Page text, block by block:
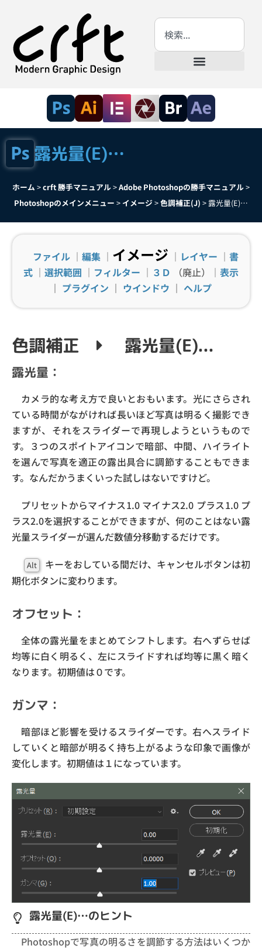
露光量(E)…
ホーム >crft 勝手マニュアル>Adobe Photoshopの勝手マニュアル>
Photoshopのメインメニュー > イメージ >色調補正(J) > 露光量(E)…
ファイル ｜ 編集 ｜ イメージ ｜ レイヤー ｜ 書
式 ｜ 選択範囲 ｜ フィルター ｜ ３Ｄ （廃止）｜ 表示
｜ プラグイン ｜ ウインドウ ｜ ヘルプ
色調補正 露光量(E)...
露光量：
カメラ的な考え方で良いとおもいます。光にさらされ
ている時間がながければ長いほど写真は明るく撮影でき
ますが、それをスライダーで再現しようというもので
す。３つのスポイトアイコンで暗部、中間、ハイライト
を選んで写真を適正の露出具合に調節することもできま
す。なんだかうまくいった試しはないですけど。
プリセットからマイナス1.0 マイナス2.0 プラス1.0 プ
ラス2.0を選択することができますが、何のことはない露
光量スライダーが選んだ数値分移動するだけです。
Alt
キーをおしている間だけ、キャンセルボタンは初
期化ボタンに変わります。
オフセット：
全体の露光量をまとめてシフトします。右へずらせば
均等に白く明るく、左にスライドすれば均等に黒く暗く
なります。初期値は０です。
ガンマ：
暗部ほど影響を受けるスライダーです。右へスライド
していくと暗部が明るく持ち上がるような印象で画像が
変化します。初期値は１になっています。
露光量(E)…のヒント
Photoshopで写真の明るさを調節する方法はいくつか